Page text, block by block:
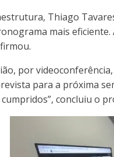
Thiago
mais
por
para a próxima
concluiu o